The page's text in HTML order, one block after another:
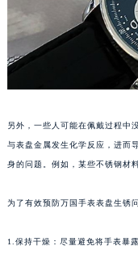
另外，一些人可能在佩戴过程中
与表盘金属发生化学反应，进而
身的问题。例如，某些不锈钢材
为了有效预防万国手表表盘生锈
1.保持干燥：尽量避免将手表暴